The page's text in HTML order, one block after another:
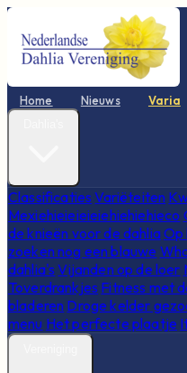
Home Nieuws Varia
Classificaties Variëteiten
Mexiehieieieieiehiehiehieco
de knieën voor de dahliaOp
zoeken nog een blauwe
dahlia's Vijanden op de loer
Toverdrankjes Fitness met
bladeren Droge kelder
menu Het perfecte plaatje